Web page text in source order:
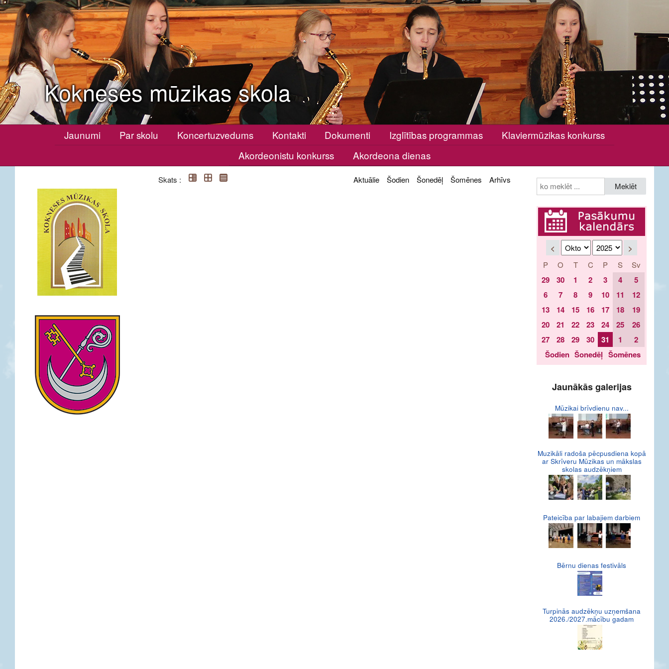
Kokneses mūzikas skola
Jaunumi Par skolu Koncertuzvedums Kontakti Dokumenti Izglītības programmas
Klaviermūzikas konkurss
Akordeonistu konkurss
Akordeona dienas
Skats : Aktuālie Šodien Šonedēļ Šomēnes Arhīvs
Meklēt
< >
P O T C P S Sv
29 30 1 2 3 4
5
6
7 8 9 10 11
12
13
14 15 16 17 18
19
20
21 22 23 24 25
26
27
28 29 30 31 1
2
Šodien Šonedēļ Šomēnes
Jaunākās galerijas
Mūzikai brīvdienu nav...
Muzikāli radoša pēcpusdiena kopā
ar Skrīveru Mūzikas un mākslas
skolas audzēkņiem
Pateicība par labajiem darbiem
Bērnu dienas festivāls
Turpinās audzēkņu uzņemšana
2026./2027.mācību gadam